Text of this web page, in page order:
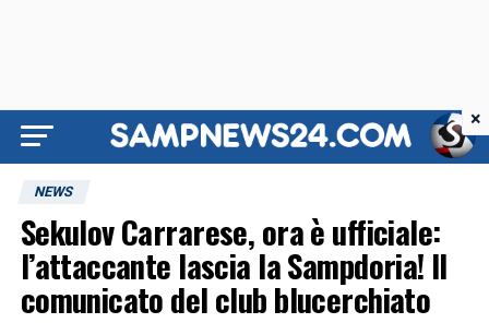
NEWS
Sekulov Carrarese, ora è ufficiale:
l’attaccante lascia la Sampdoria! Il
comunicato del club blucerchiato
×